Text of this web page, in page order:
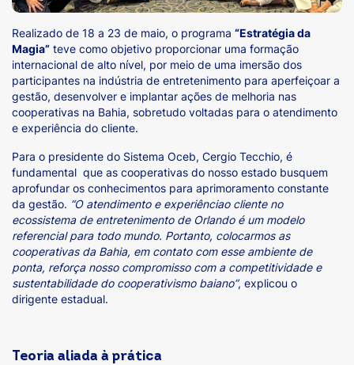
Realizado de 18 a 23 de maio, o programa “Estratégia da
Magia” teve como objetivo proporcionar uma formação
internacional de alto nível, por meio de uma imersão dos
participantes na indústria de entretenimento para aperfeiçoar a
gestão, desenvolver e implantar ações de melhoria nas
cooperativas na Bahia, sobretudo voltadas para o atendimento
e experiência do cliente.
Para o presidente do Sistema Oceb, Cergio Tecchio, é
fundamental que as cooperativas do nosso estado busquem
aprofundar os conhecimentos para aprimoramento constante
da gestão. “O atendimento e experiênciao cliente no
ecossistema de entretenimento de Orlando é um modelo
referencial para todo mundo. Portanto, colocarmos as
cooperativas da Bahia, em contato com esse ambiente de
ponta, reforça nosso compromisso com a competitividade e
sustentabilidade do cooperativismo baiano”, explicou o
dirigente estadual.
Teoria aliada à prática